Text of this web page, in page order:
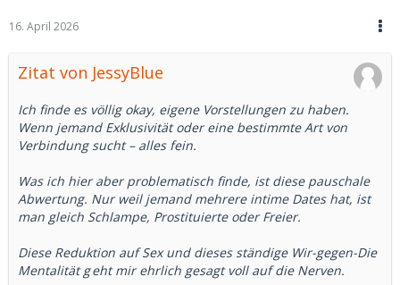
16. April 2026
Zitat von JessyBlue
Ich finde es völlig okay, eigene Vorstellungen zu haben.
Wenn jemand Exklusivität oder eine bestimmte Art von
Verbindung sucht – alles fein.
Was ich hier aber problematisch finde, ist diese pauschale
Abwertung. Nur weil jemand mehrere intime Dates hat, ist
man gleich Schlampe, Prostituierte oder Freier.
Diese Reduktion auf Sex und dieses ständige Wir-gegen-Die
Mentalitätgeht mir ehrlich gesagt voll auf die Nerven.